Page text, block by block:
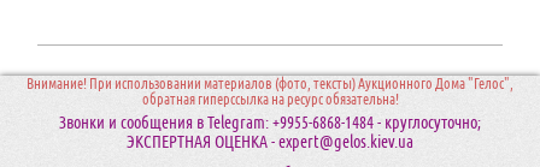
Внимание! При использовании материалов (фото, тексты) Аукционного Дома "Гелос",
обратная гиперссылка на ресурс обязательна!
Звонки и сообщения в Telegram: +9955-6868-1484 - круглосуточно;
ЭКСПЕРТНАЯ ОЦЕНКА - expert@gelos.kiev.ua